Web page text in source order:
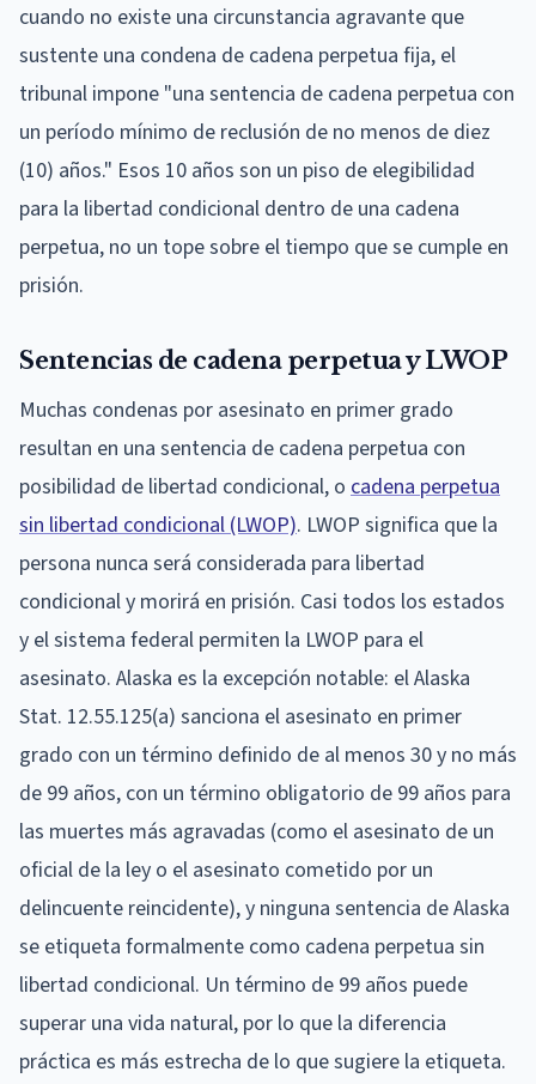
cuando no existe una circunstancia agravante que
sustente una condena de cadena perpetua fija, el
tribunal impone "una sentencia de cadena perpetua con
un período mínimo de reclusión de no menos de diez
(10) años." Esos 10 años son un piso de elegibilidad
para la libertad condicional dentro de una cadena
perpetua, no un tope sobre el tiempo que se cumple en
prisión.
Sentencias de cadena perpetua y LWOP
Muchas condenas por asesinato en primer grado
resultan en una sentencia de cadena perpetua con
posibilidad de libertad condicional, o cadena perpetua
sin libertad condicional (LWOP). LWOP significa que la
persona nunca será considerada para libertad
condicional y morirá en prisión. Casi todos los estados
y el sistema federal permiten la LWOP para el
asesinato. Alaska es la excepción notable: el Alaska
Stat. 12.55.125(a) sanciona el asesinato en primer
grado con un término definido de al menos 30 y no más
de 99 años, con un término obligatorio de 99 años para
las muertes más agravadas (como el asesinato de un
oficial de la ley o el asesinato cometido por un
delincuente reincidente), y ninguna sentencia de Alaska
se etiqueta formalmente como cadena perpetua sin
libertad condicional. Un término de 99 años puede
superar una vida natural, por lo que la diferencia
práctica es más estrecha de lo que sugiere la etiqueta.